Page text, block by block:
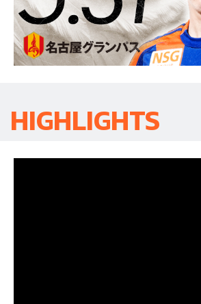
HIGHLIGHTS